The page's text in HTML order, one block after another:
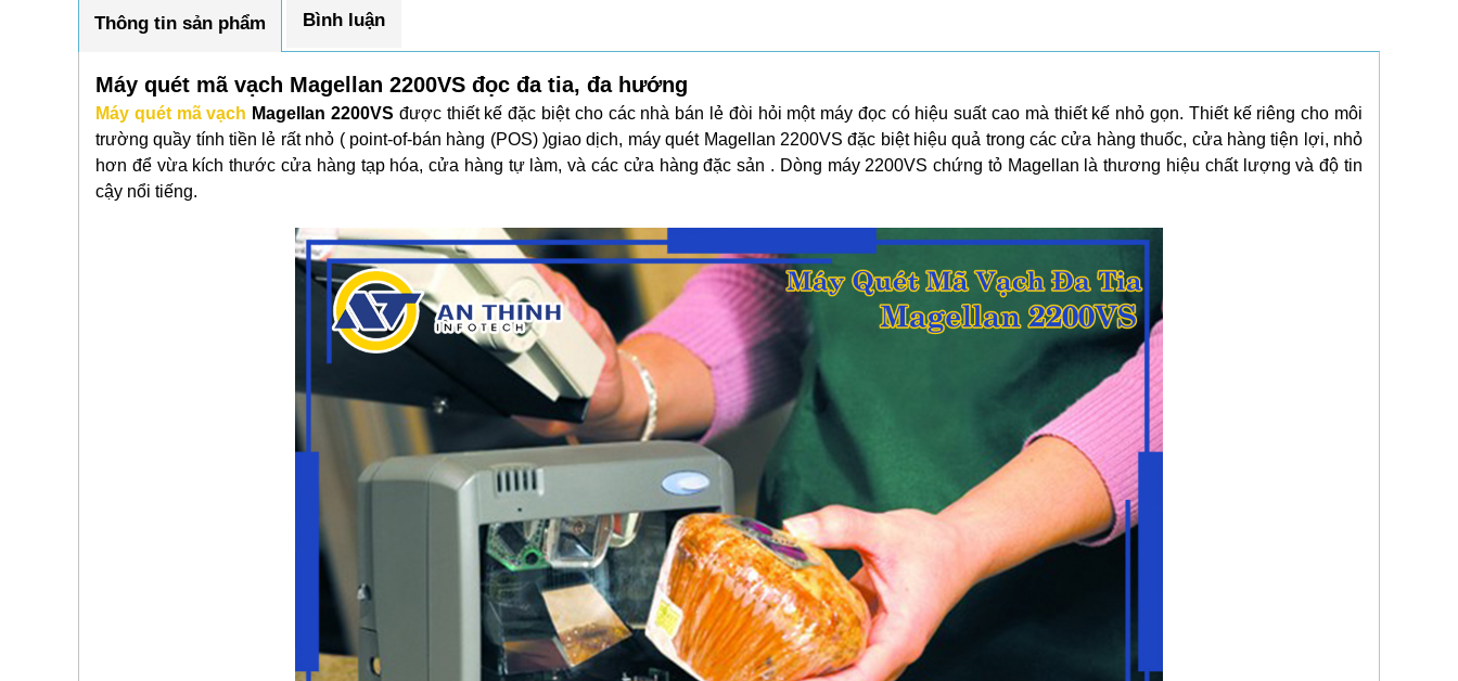
Thông tin sản phẩm Bình luận
Máy quét mã vạch Magellan 2200VS đọc đa tia, đa hướng
Máy quét mã vạch Magellan 2200VS được thiết kế đặc biệt cho các nhà bán lẻ đòi hỏi một máy đọc có hiệu suất cao mà thiết kế nhỏ gọn. Thiết kế riêng cho môi
trường quầy tính tiền lẻ rất nhỏ ( point-of-bán hàng (POS) )giao dịch, máy quét Magellan 2200VS đặc biệt hiệu quả trong các cửa hàng thuốc, cửa hàng tiện lợi, nhỏ
hơn để vừa kích thước cửa hàng tạp hóa, cửa hàng tự làm, và các cửa hàng đặc sản . Dòng máy 2200VS chứng tỏ Magellan là thương hiệu chất lượng và độ tin
cậy nổi tiếng.